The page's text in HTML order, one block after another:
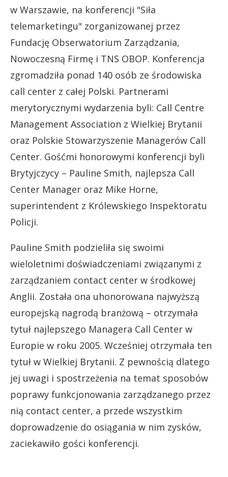
w Warszawie, na konferencji "Siła
telemarketingu" zorganizowanej przez
Fundację Obserwatorium Zarządzania,
Nowoczesną Firmę i TNS OBOP. Konferencja
zgromadziła ponad 140 osób ze środowiska
call center z całej Polski. Partnerami
merytorycznymi wydarzenia byli: Call Centre
Management Association z Wielkiej Brytanii
oraz Polskie Stowarzyszenie Managerów Call
Center. Gośćmi honorowymi konferencji byli
Brytyjczycy – Pauline Smith, najlepsza Call
Center Manager oraz Mike Horne,
superintendent z Królewskiego Inspektoratu
Policji.
Pauline Smith podzieliła się swoimi
wieloletnimi doświadczeniami związanymi z
zarządzaniem contact center w środkowej
Anglii. Została ona uhonorowana najwyższą
europejską nagrodą branżową – otrzymała
tytuł najlepszego Managera Call Center w
Europie w roku 2005. Wcześniej otrzymała ten
tytuł w Wielkiej Brytanii. Z pewnością dlatego
jej uwagi i spostrzeżenia na temat sposobów
poprawy funkcjonowania zarządzanego przez
nią contact center, a przede wszystkim
doprowadzenie do osiągania w nim zysków,
zaciekawiło gości konferencji.